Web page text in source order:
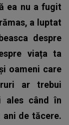
ea nu a fugit
a luptat
despre
viața ta
oameni care
ar trebui
ales când în
de tăcere.